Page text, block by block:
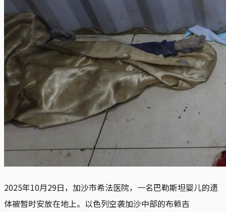
2025年10月29日，加沙市希法医院，一名巴勒斯坦婴儿的遗
体被暂时安放在地上。以色列空袭加沙中部的布赖吉